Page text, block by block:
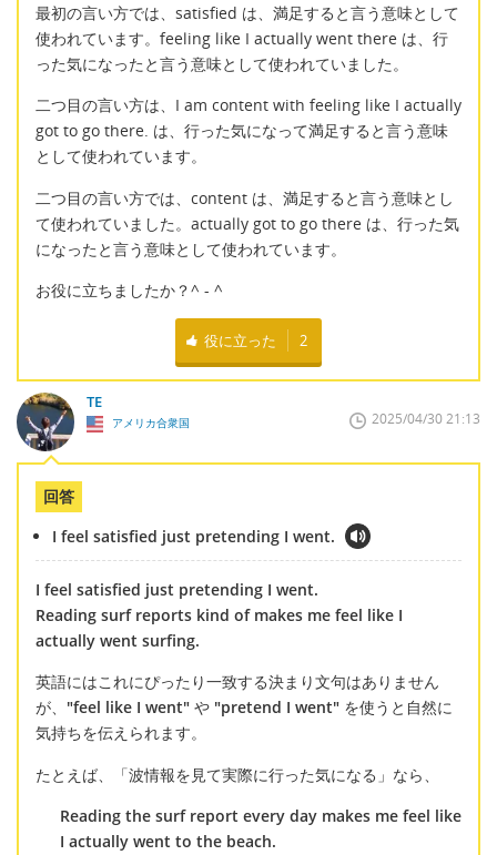
最初の言い方では、satisfied は、満足すると言う意味として
使われています。feeling like I actually went there は、行
った気になったと言う意味として使われていました。
二つ目の言い方は、I am content with feeling like I actually
got to go there. は、行った気になって満足すると言う意味
として使われています。
二つ目の言い方では、content は、満足すると言う意味とし
て使われていました。actually got to go there は、行った気
になったと言う意味として使われています。
お役に立ちましたか？^ - ^
役に立った 2
TE
アメリカ合衆国 2025/04/30 21:13
回答
I feel satisfied just pretending I went.
I feel satisfied just pretending I went.
Reading surf reports kind of makes me feel like I
actually went surfing.
英語にはこれにぴったり一致する決まり文句はありません
が、 "feel like I went" や "pretend I went" を使うと自然に
気持ちを伝えられます。
たとえば、「波情報を見て実際に行った気になる」なら、
Reading the surf report every day makes me feel like
I actually went to the beach.